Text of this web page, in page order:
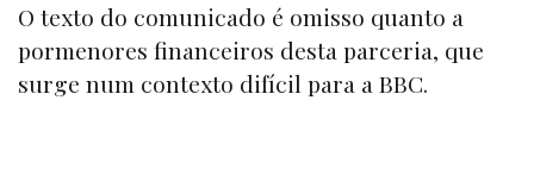
O texto do comunicado é omisso quanto a
pormenores financeiros desta parceria, que
surge num contexto difícil para a BBC.